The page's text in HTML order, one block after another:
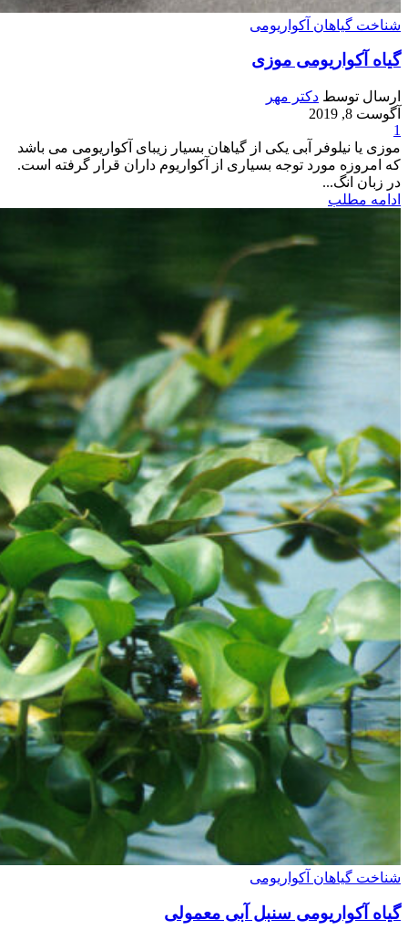
شناخت گیاهان آکواریومی
گیاه آکواریومی موزی
ارسال توسط دکتر مهر
آگوست 8, 2019
1
موزی یا نیلوفر آبی یکی از گیاهان بسیار زیبای آکواریومی می باشد
که امروزه مورد توجه بسیاری از آکواریوم داران قرار گرفته است.
در زبان انگ...
ادامه مطلب
شناخت گیاهان آکواریومی
گیاه آکواریومی سنبل آبی معمولی